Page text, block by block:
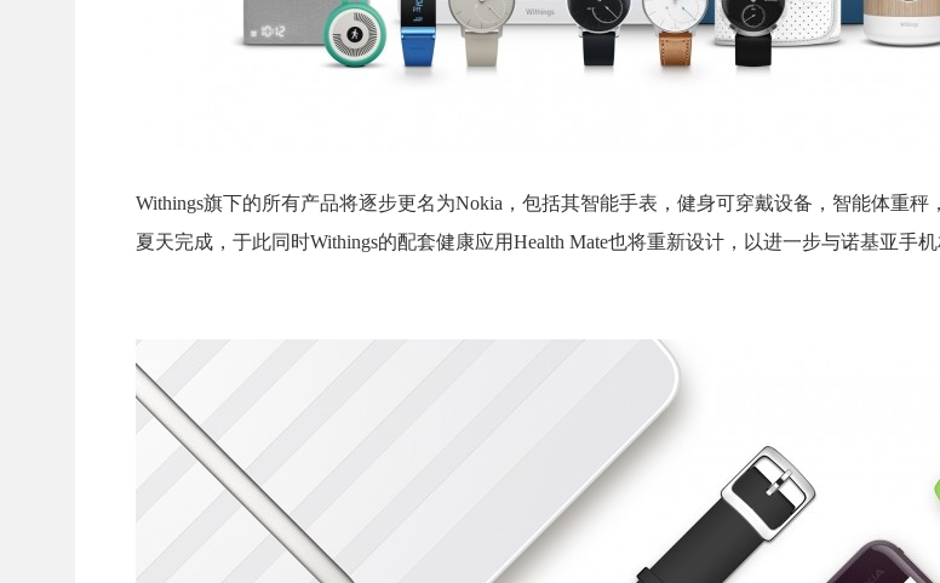
Withings旗下的所有产品将逐步更名为Nokia，包括其智能手表，健身可穿戴设备，智能体重
夏天完成，于此同时Withings的配套健康应用Health Mate也将重新设计，以进一步与诺基亚手机